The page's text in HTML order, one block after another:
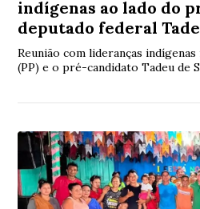
indígenas ao lado do
deputado federal
Reunião com lideranças
(PP) e o pré-candidato Tadeu de